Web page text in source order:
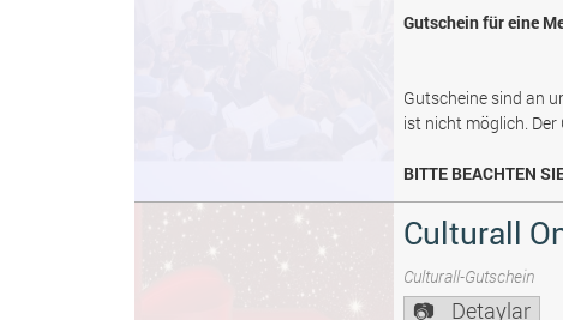
Gutschein für eine
Gutscheine sind an
ist nicht möglich.
BITTE BEACHTEN
Culturall
Culturall-Gutschein
Detaylar